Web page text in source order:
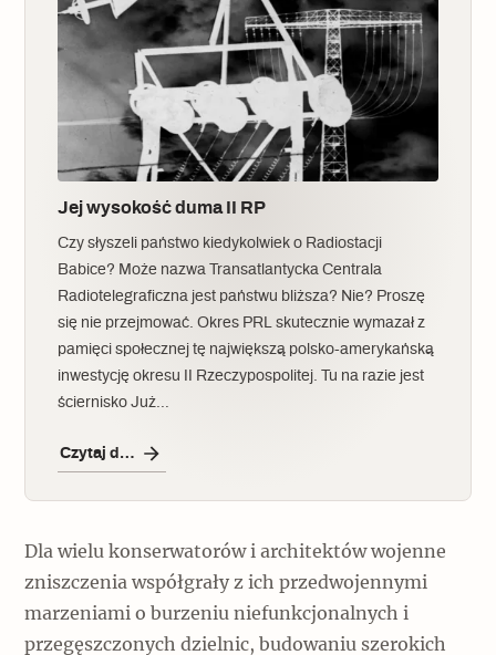
Jej wysokość duma II RP
Czy słyszeli państwo kiedykolwiek o Radiostacji
Babice? Może nazwa Transatlantycka Centrala
Radiotelegraficzna jest państwu bliższa? Nie? Proszę
się nie przejmować. Okres PRL skutecznie wymazał z
pamięci społecznej tę największą polsko-amerykańską
inwestycję okresu II Rzeczypospolitej. Tu na razie jest
ściernisko Już…
Czytaj dalej
Dla wielu konserwatorów i architektów wojenne
zniszczenia współgrały z ich przedwojennymi
marzeniami o burzeniu niefunkcjonalnych i
przegęszczonych dzielnic, budowaniu szerokich